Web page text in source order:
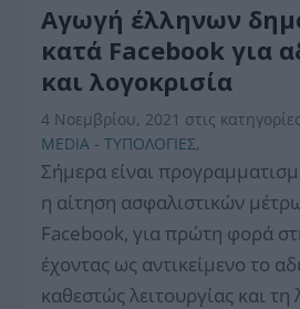
Αγωγή έλληνων
κατά Facebook για
και λογοκρισία
4 Νοεμβρίου, 2021 στις κατηγορίες
MEDIA - ΤΥΠΟΛΟΓΙΕΣ,
Σήμερα είναι
η αίτηση ασφαλιστικών
Facebook, για πρώτη φορά
έχοντας ως αντικείμενο το
καθεστώς λειτουργίας και τη